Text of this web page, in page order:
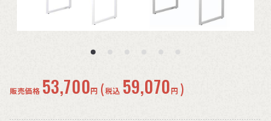
販売価格 53,700円 (税込 59,070円 )